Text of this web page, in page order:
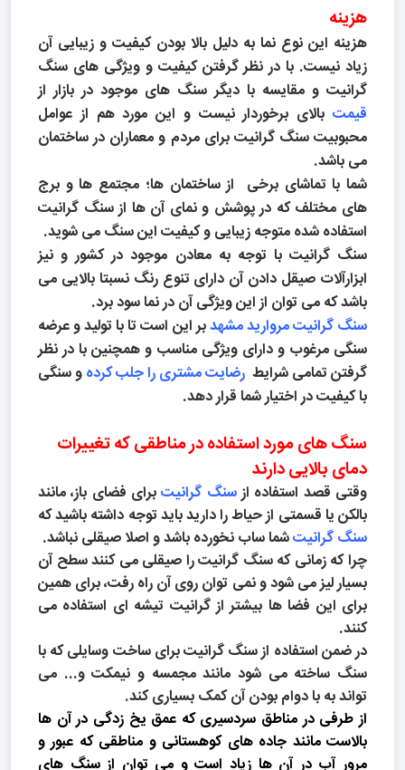
هزینه
هزینه این نوع نما به دلیل بالا بودن کیفیت و زیبایی آن
زیاد نیست. با در نظر گرفتن کیفیت و ویژگی های سنگ
گرانیت و مقایسه با دیگر سنگ های موجود در بازار از
قیمت بالای برخوردار نیست و این مورد هم از عوامل
محبوبیت سنگ گرانیت برای مردم و معماران در ساختمان
می باشد.
شما با تماشای برخی از ساختمان ها؛ مجتمع ها و برج
های مختلف که در پوشش و نمای آن ها از سنگ گرانیت
استفاده شده متوجه زیبایی و کیفیت این سنگ می شوید.
سنگ گرانیت با توجه به معادن موجود در کشور و نیز
ابزارآلات صیقل دادن آن دارای تنوع رنگ نسبتا بالایی می
باشد که می توان از این ویژگی آن در نما سود برد.
سنگ گرانیت مروارید مشهدبر این است تا با تولید و عرضه
سنگی مرغوب و دارای ویژگی مناسب و همچنین با در نظر
گرفتن تمامی شرایط رضایت مشتری را جلب کردهو سنگی
با کیفیت در اختیار شما قرار دهد.
سنگ های مورد استفاده در مناطقی که تغییرات
دمای بالایی دارند
وقتی قصد استفاده ازسنگ گرانیتبرای فضای باز، مانند
بالکن یا قسمتی از حیاط را دارید باید توجه داشته باشید که
سنگ گرانیتشما ساب نخورده باشد و اصلا صیقلی نباشد.
چرا که زمانی که سنگ گرانیت را صیقلی می کنند سطح آن
بسیار لیز می شود و نمی توان روی آن راه رفت، برای همین
برای این فضا ها بیشتر از گرانیت تیشه ای استفاده می
کنند.
در ضمن استفاده از سنگ گرانیت برای ساخت وسایلی که با
سنگ ساخته می شود مانند مجمسه و نیمکت و... می
تواند به با دوام بودن آن کمک بسیاری کند.
از طرفی در مناطق سردسیری که عمق یخ زدگی در آن ها
بالاست مانند جاده های کوهستانی و مناطقی که عبور و
مرور آب در آن ها زیاد است و می توان از سنگ های